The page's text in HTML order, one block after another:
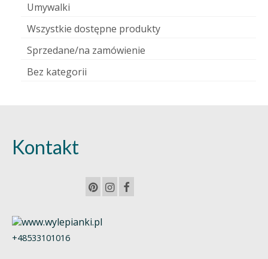
Umywalki
Wszystkie dostępne produkty
Sprzedane/na zamówienie
Bez kategorii
Kontakt
+48533101016